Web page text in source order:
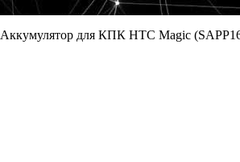
Аккумулятор для КПК HTC Magic